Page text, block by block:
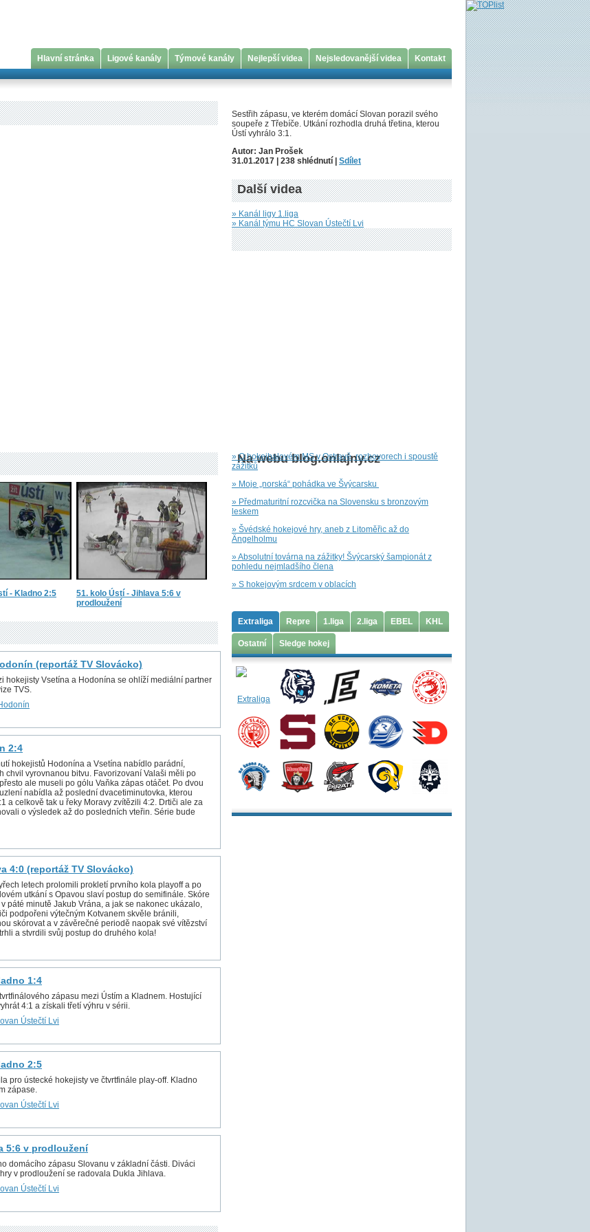
Hlavní stránka Ligové kanály Týmové kanály Nejlepší videa Nejsledovanější videa Kontakt
- Kladno 2:5
51. kolo Ústí - Jihlava 5:6 v
prodloužení
(reportáž TV Slovácko)
hokejisty Vsetína a Hodonína se ohlíží mediální partner
TVS.
2:4
hokejistů Hodonína a Vsetína nabídlo parádní,
chvil vyrovnanou bitvu. Favorizovaní Valaši měli po
ale museli po gólu Vaňka zápas otáčet. Po dvou
nabídla až poslední dvacetiminutovka, kterou
a celkově tak u řeky Moravy zvítězili 4:2. Drtiči ale za
o výsledek až do posledních vteřin. Série bude
4:0 (reportáž TV Slovácko)
letech prolomili prokletí prvního kola playoff a po
utkání s Opavou slaví postup do semifinále. Skóre
páté minutě Jakub Vrána, a jak se nakonec ukázalo,
podpořeni výtečným Kotvanem skvěle bránili,
skórovat a v závěrečné periodě naopak své vítězství
a stvrdili svůj postup do druhého kola!
1:4
zápasu mezi Ústím a Kladnem. Hostující
4:1 a získali třetí výhru v sérii.
Ústečtí Lvi
2:5
pro ústecké hokejisty ve čtvrtfinále play-off. Kladno
zápase.
Ústečtí Lvi
5:6 v prodloužení
domácího zápasu Slovanu v základní části. Diváci
v prodloužení se radovala Dukla Jihlava.
Ústečtí Lvi
Sestřih zápasu, ve kterém domácí Slovan porazil svého
soupeře z Třebíče. Utkání rozhodla druhá třetina, kterou
Ústí vyhrálo 3:1.
Autor: Jan Prošek
31.01.2017 | 238 shlédnutí | Sdílet
Další videa
» Kanál ligy 1.liga
» Kanál týmu HC Slovan Ústečtí Lvi
Na webu blog.onlajny.cz
» O hokejbalovém MS v Ostravě, rozhovorech i spoustě
zážitků
» Moje „norská“ pohádka ve Švýcarsku
» Předmaturitní rozcvička na Slovensku s bronzovým
leskem
» Švédské hokejové hry, aneb z Litoměřic až do
Ängelholmu
» Absolutní továrna na zážitky! Švýcarský šampionát z
pohledu nejmladšího člena
» S hokejovým srdcem v oblacích
Extraliga Repre 1.liga 2.liga EBEL KHL
Ostatní Sledge hokej